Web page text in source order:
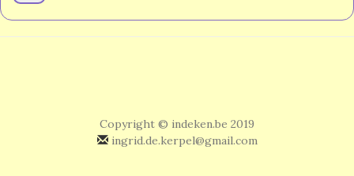
Copyright © indeken.be 2019
ingrid.de.kerpel@gmail.com